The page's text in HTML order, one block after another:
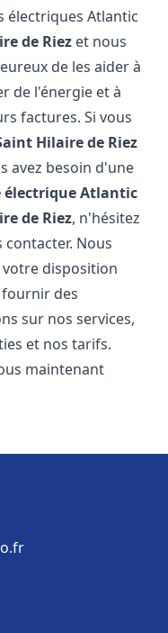
électriques Atlantic
de Riez et nous
de les aider à
de l'énergie et à
factures. Si vous
Hilaire de Riez
avez besoin d'une
électrique Atlantic
de Riez, n'hésitez
contacter. Nous
votre disposition
des
sur nos services,
et nos tarifs.
maintenant